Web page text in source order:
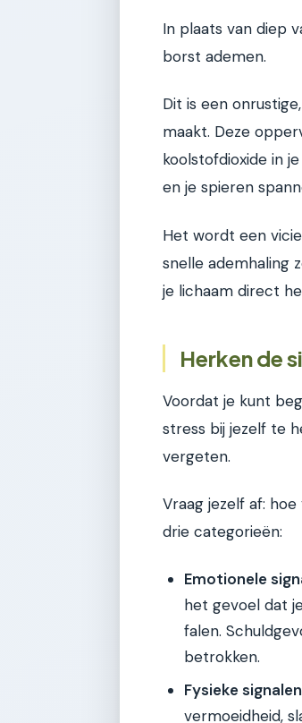
In plaats van diep
borst ademen.
Dit is een
maakt. Deze
koolstofdioxide in
en je spieren
Het wordt een
snelle ademhaling
je lichaam direct
Herken de
Voordat je kunt
stress bij jezelf te
vergeten.
Vraag jezelf af:
drie categorieën:
Emotionele
het gevoel dat
falen.
betrokken.
Fysieke
vermoeidheid,